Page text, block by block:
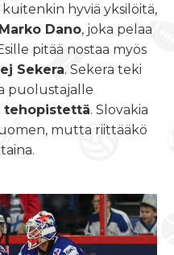
hyviä yksilöitä,
Marko Dano, joka pelaa
pitää nostaa myös
Sekera. Sekera teki
puolustajalle
tehopistettä. Slovakia
mutta riittääkö